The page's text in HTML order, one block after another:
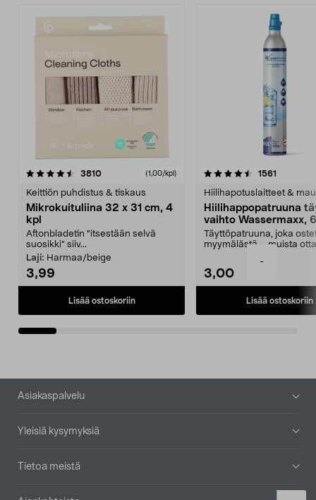
-
3810arvostelut (1,00/kpl)
Keittiön puhdistus & tiskaus
Mikrokuituliina 32 x 31 cm, 4
kpl
Aftonbladetin "itsestään selvä
suosikki" siiv...
Laji: Harmaa/beige
3,99
Lisää ostoskoriin
4.5viidestä
1561
Hiilihapotuslaitteet &
Hiilihappopatruuna
vaihto Wassermaxx,
Täyttöpatruuna, joka
myymälästä – muista
3,00
Lisää ostoskoriin
4.5viidestä
Alatunniste
Asiakaspalvelu
Yleisiä kysymyksiä
Tietoa meistä